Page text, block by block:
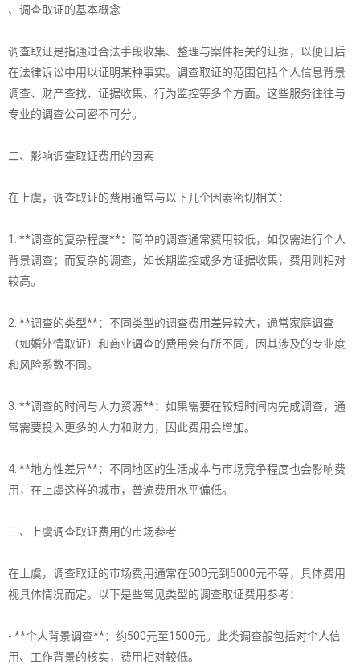
、调查取证的基本概念
调查取证是指通过合法手段收集、整理与案件相关的证据，以便日后
在法律诉讼中用以证明某种事实。调查取证的范围包括个人信息背景
调查、财产查找、证据收集、行为监控等多个方面。这些服务往往与
专业的调查公司密不可分。
二、影响调查取证费用的因素
在上虞，调查取证的费用通常与以下几个因素密切相关：
1. **调查的复杂程度**：简单的调查通常费用较低，如仅需进行个人
背景调查；而复杂的调查，如长期监控或多方证据收集，费用则相对
较高。
2. **调查的类型**：不同类型的调查费用差异较大，通常家庭调查
（如婚外情取证）和商业调查的费用会有所不同，因其涉及的专业度
和风险系数不同。
3. **调查的时间与人力资源**：如果需要在较短时间内完成调查，通
常需要投入更多的人力和财力，因此费用会增加。
4. **地方性差异**：不同地区的生活成本与市场竞争程度也会影响费
用，在上虞这样的城市，普遍费用水平偏低。
三、上虞调查取证费用的市场参考
在上虞，调查取证的市场费用通常在500元到5000元不等，具体费用
视具体情况而定。以下是些常见类型的调查取证费用参考：
- **个人背景调查**：约500元至1500元。此类调查般包括对个人信
用、工作背景的核实，费用相对较低。